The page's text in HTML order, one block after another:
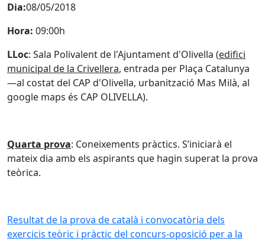
Dia:08/05/2018
Hora: 09:00h
LLoc: Sala Polivalent de l'Ajuntament d'Olivella (edifici
municipal de la Crivellera, entrada per Plaça Catalunya
—al costat del CAP d'Olivella, urbanització Mas Milà, al
google maps és CAP OLIVELLA).
Quarta prova: Coneixements pràctics. S’iniciarà el
mateix dia amb els aspirants que hagin superat la prova
teòrica.
Resultat de la prova de català i convocatòria dels
exercicis teòric i pràctic del concurs-oposició per a la